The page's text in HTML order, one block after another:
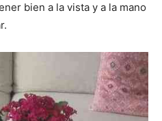
bien a la vista y a la mano